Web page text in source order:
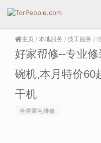
主页 / 本地服务 / 技工服务 /
好家帮修--专业
碗机,本月特价60
干机
全类家电维修